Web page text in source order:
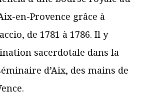
en-Provence grâce à
de 1781 à 1786. Il y
sacerdotale dans la
d’Aix, des mains de